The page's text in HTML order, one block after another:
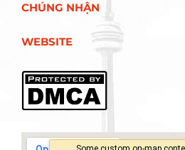
CHÚNG NHẬN
WEBSITE